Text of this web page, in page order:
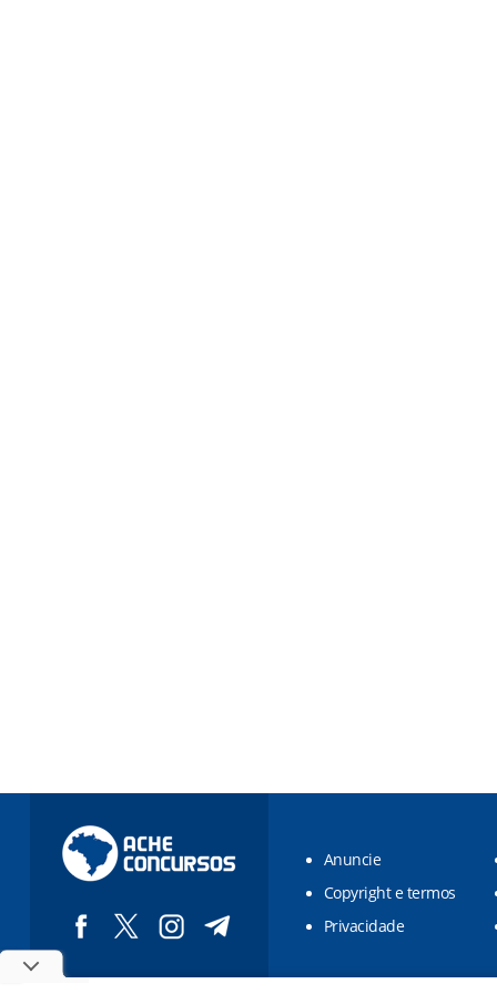
Anuncie
Copyright e termos
Privacidade